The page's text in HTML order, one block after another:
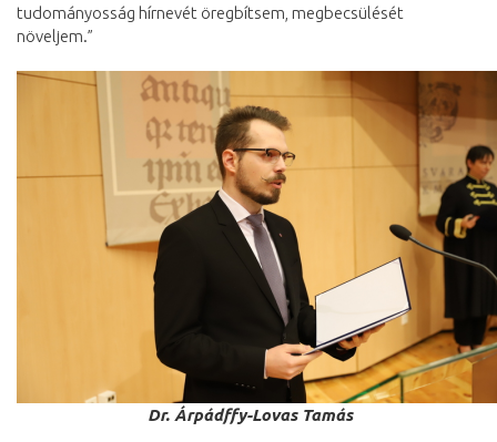
tudományosság hírnevét öregbítsem, megbecsülését
növeljem.”
Dr. Árpádffy-Lovas Tamás